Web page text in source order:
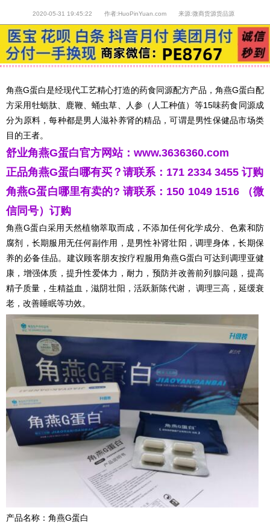
2020-05-31 19:45:22 作者:HuoPinYuan.com 来源:微商货源货品源
角燕G蛋白是经现代工艺精心打造的药食同源配方产品，角燕G蛋白配
方采用牡蛎肽、鹿鞭、蛹虫草、人参（人工种值）等15味药食同源成
分为原料，每种都是男人滋补养肾的精品，可谓是男性保健品市场类
目的王者。
舒业角燕G蛋白官方网站： www.3636360.com
正品角燕G蛋白哪有买？请联系：171 2334 3455 订购
角燕G蛋白哪里有卖的? 请联系：150 1049 1516 （微
信同号）订购
角燕G蛋白采用天然植物萃取而成，不添加任何化学成分、色素和防
腐剂，长期服用无任何副作用，是男性补肾壮阳，调理身体，长期保
养的必备佳品。建议顾客朋友按疗程服用角燕G蛋白可达到调理亚健
康，增强体质，提升性爱体力，耐力，预防并改善前列腺问题，提高
精子质量，生精益血，滋阴壮阳，活跃新陈代谢， 调理三高，延缓衰
老，改善睡眠等功效。
产品名称：角燕G蛋白